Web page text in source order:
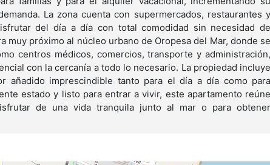
La zona cuenta con supermercados, restaurantes y
del día a día con total comodidad sin necesidad de
muy próximo al núcleo urbano de Oropesa del Mar, donde se
centros médicos, comercios, transporte y administración,
con la cercanía a todo lo necesario. La propiedad incluye
añadido imprescindible tanto para el día a día como para
estado y listo para entrar a vivir, este apartamento reúne
de una vida tranquila junto al mar o para obtener